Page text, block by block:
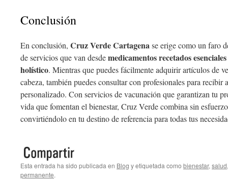
Conclusión
En conclusión, Cruz Verde Cartagenase erige como un faro
de servicios que van desdemedicamentos recetados esenciales
holístico. Mientras que puedes fácilmente adquirir artículos de
cabeza, también puedes consultar con profesionales para recibir
personalizado. Con servicios de vacunación que garantizan tu
vida que fomentan el bienestar, Cruz Verde combina sin
convirtiéndolo en tu destino de referencia para todas tus
Esta entrada ha sido publicada en Blog y etiquetada como bienestar, salud
permanente.